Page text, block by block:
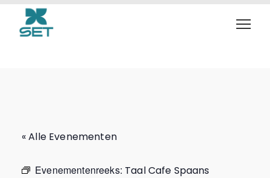
Taal Cafe Spaans
« Alle Evenementen
Evenementenreeks: Taal Cafe Spaans